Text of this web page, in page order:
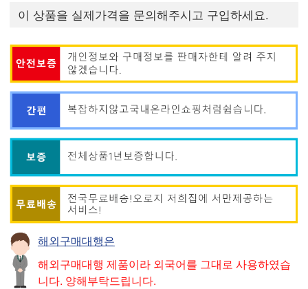
이 상품을 실제가격을 문의해주시고 구입하세요.
해외구매대행은
해외구매대행 제품이라 외국어를 그대로 사용하였습
니다. 양해부탁드립니다.